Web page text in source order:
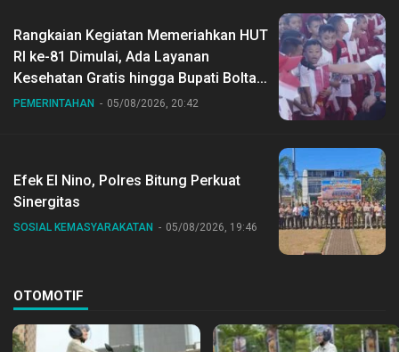
Rangkaian Kegiatan Memeriahkan HUT
RI ke-81 Dimulai, Ada Layanan
Kesehatan Gratis hingga Bupati Boltara
Dr Sirajudin Lasena Ikut Jalan Sehat
PEMERINTAHAN 05/08/2026, 20:42
Efek El Nino, Polres Bitung Perkuat
Sinergitas
SOSIAL KEMASYARAKATAN 05/08/2026, 19:46
OTOMOTIF